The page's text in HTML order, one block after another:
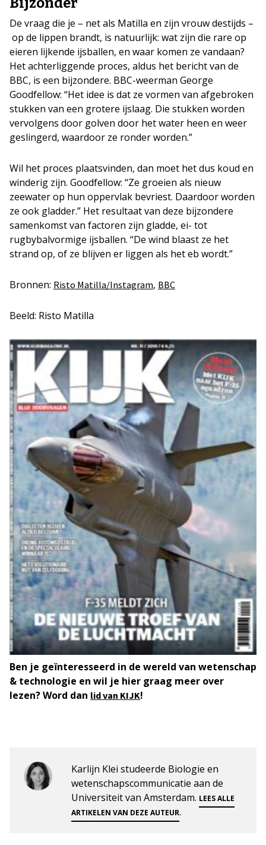
De vraag die je – net als Matilla en zijn vrouw destijds –
op de lippen brandt, is natuurlijk: wat zijn die rare op
eieren lijkende ijsballen, en waar komen ze vandaan?
Het achterliggende proces, aldus het bericht van de
BBC, is een bijzondere. BBC-weerman George
Goodfellow: “Het idee is dat ze vormen van afgebroken
stukken van een grotere ijslaag. Die stukken worden
vervolgens door golven door het water heen en weer
geslingerd, waardoor ze ronder worden.”
Wil het proces plaatsvinden, dan moet het dus koud en
winderig zijn. Goodfellow: “Ze groeien als nieuw
zeewater op hun oppervlak bevriest. Daardoor worden
ze ook gladder.” Het resultaat van deze bijzondere
samenkomst van factoren zijn gladde, ei- tot
rugbybalvormige ijsballen. “De wind blaast ze het
strand op, of ze blijven er liggen als het eb wordt.”
Bronnen: Risto Matilla/Instagram, BBC
Beeld: Risto Matilla
Ben je geïnteresseerd in de wereld van wetenschap
& technologie en wil je hier graag meer over
lezen? Word dan lid van KIJK!
Karlijn Klei studeerde Biologie en
wetenschapscommunicatie aan de
Universiteit van Amsterdam. LEES ALLE
ARTIKELEN VAN DEZE AUTEUR.